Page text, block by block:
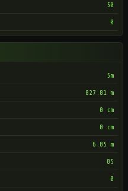
50
0
5m
827.81 m
0 cm
0 cm
6.85 m
85
0